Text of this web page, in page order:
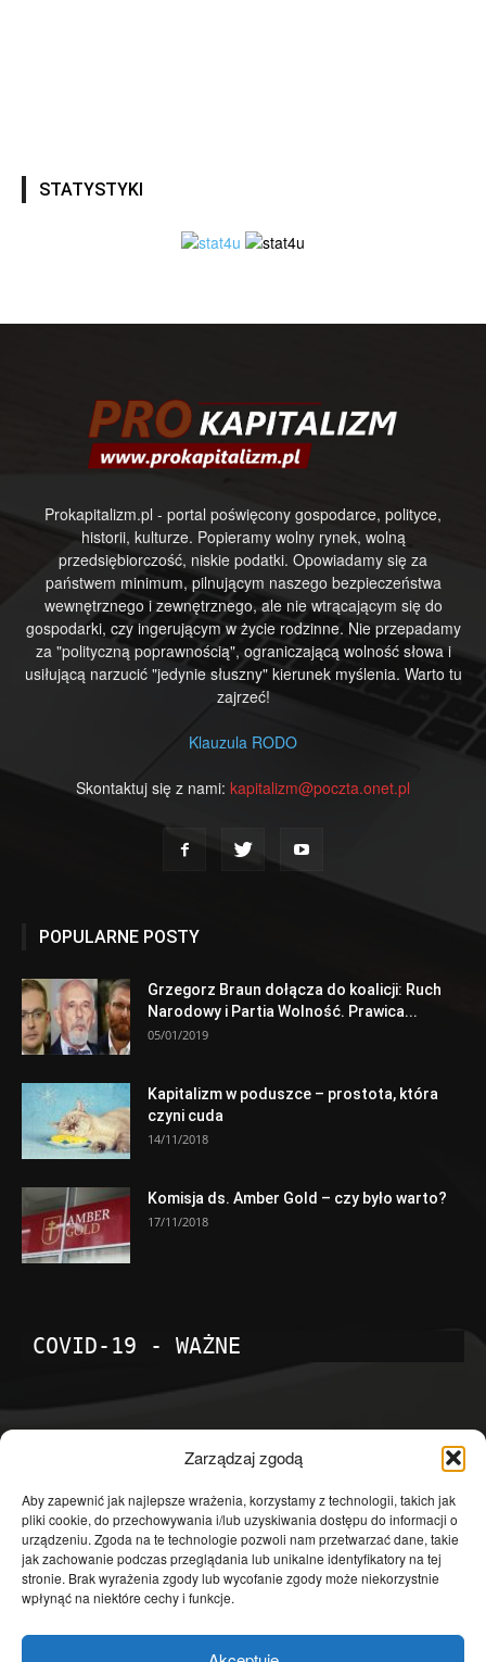
Zarządzaj zgodą
Aby zapewnić jak najlepsze wrażenia, korzystamy z technologii, takich jak
pliki cookie, do przechowywania i/lub uzyskiwania dostępu do informacji o
urządzeniu. Zgoda na te technologie pozwoli nam przetwarzać dane, takie
jak zachowanie podczas przeglądania lub unikalne identyfikatory na tej
stronie. Brak wyrażenia zgody lub wycofanie zgody może niekorzystnie
wpłynąć na niektóre cechy i funkcje.
STATYSTYKI
Prokapitalizm.pl - portal poświęcony gospodarce, polityce,
historii, kulturze. Popieramy wolny rynek, wolną
przedsiębiorczość, niskie podatki. Opowiadamy się za
państwem minimum, pilnującym naszego bezpieczeństwa
wewnętrznego i zewnętrznego, ale nie wtrącającym się do
gospodarki, czy ingerującym w życie rodzinne. Nie przepadamy
za "polityczną poprawnością", ograniczającą wolność słowa i
usiłującą narzucić "jedynie słuszny" kierunek myślenia. Warto tu
zajrzeć!
Klauzula RODO
Skontaktuj się z nami: kapitalizm@poczta.onet.pl
POPULARNE POSTY
Grzegorz Braun dołącza do koalicji: Ruch
Narodowy i Partia Wolność. Prawica...
05/01/2019
Kapitalizm w poduszce – prostota, która
czyni cuda
14/11/2018
Komisja ds. Amber Gold – czy było warto?
17/11/2018
COVID-19 - WAŻNE
Temat dnia
4601
Publicystyka
4363
Polityka
3639
Polska
Społeczeństwo
2823